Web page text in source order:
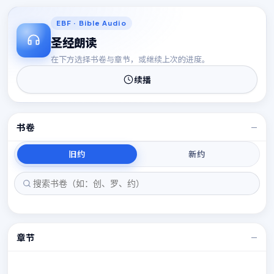
EBF · Bible Audio
圣经朗读
在下方选择书卷与章节，或继续上次的进度。
续播
书卷 —
旧约 新约
章节 —